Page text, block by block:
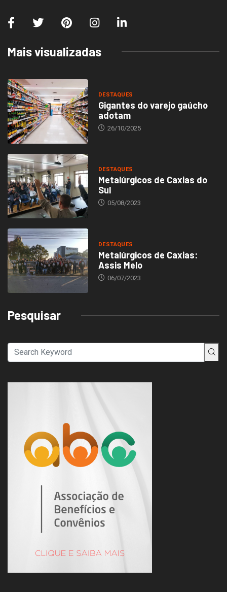
Mais visualizadas
DESTAQUES
Gigantes do varejo gaúcho
adotam
26/10/2025
DESTAQUES
Metalúrgicos de Caxias do
Sul
05/08/2023
DESTAQUES
Metalúrgicos de Caxias:
Assis Melo
06/07/2023
Pesquisar